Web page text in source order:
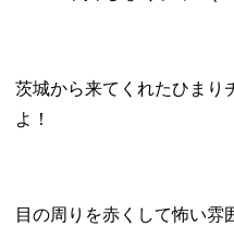
茨城から来てくれたひまり
よ！
目の周りを赤くして怖い雰